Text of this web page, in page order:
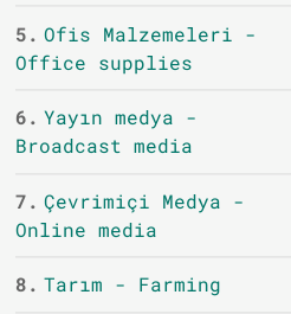
5. Ofis Malzemeleri -
Office supplies
6. Yayın medya -
Broadcast media
7. Çevrimiçi Medya -
Online media
8. Tarım - Farming